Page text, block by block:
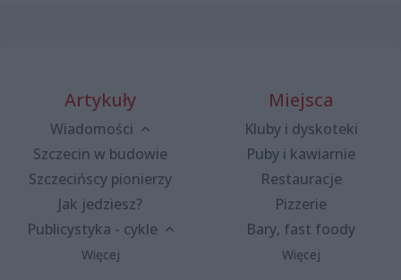
Artykuły
Wiadomości
Szczecin w budowie
Szczecińscy pionierzy
Jak jedziesz?
Publicystyka - cykle
Więcej
Miejsca
Kluby i dyskoteki
Puby i kawiarnie
Restauracje
Pizzerie
Bary, fast foody
Więcej